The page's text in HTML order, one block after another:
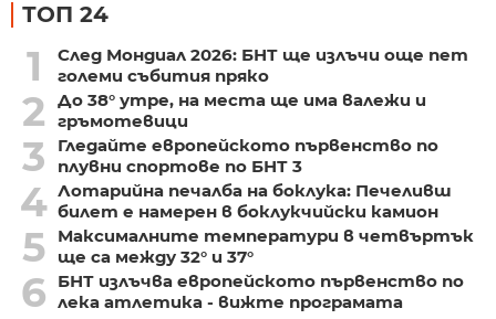
ТОП 24
1
След Мондиал 2026: БНТ ще излъчи още пет
големи събития пряко
2
До 38° утре, на места ще има валежи и
гръмотевици
3
Гледайте европейското първенство по
плувни спортове по БНТ 3
4 Лотарийна печалба на боклука: Печеливш
билет е намерен в боклукчийски камион
5
Максималните температури в четвъртък
ще са между 32° и 37°
6
БНТ излъчва европейското първенство по
лека атлетика - вижте програмата